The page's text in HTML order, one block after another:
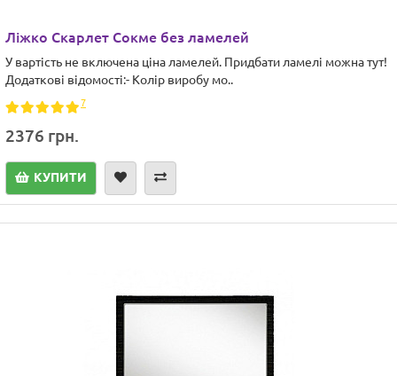
Ліжко Скарлет Сокме без ламелей
У вартість не включена ціна ламелей. Придбати ламелі можна тут!
Додаткові відомості:- Колір виробу мо..
7
2376 грн.
КУПИТИ